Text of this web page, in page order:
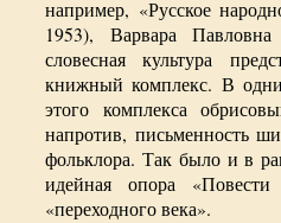
например, «Русское
1953), Варвара
словесная культура
книжный комплекс. В одни
этого комплекса
напротив, письменность
фольклора. Так было и в
идейная опора
«переходного века».